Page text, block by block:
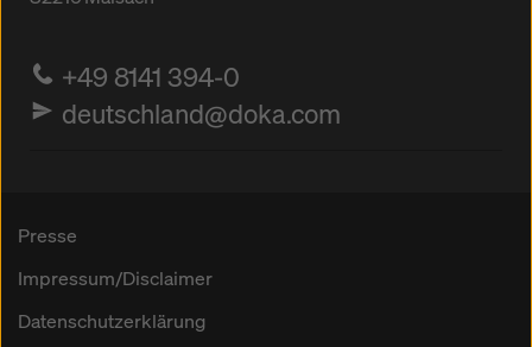
+49 8141 394-0
deutschland@doka.com
Presse
Impressum/Disclaimer
Datenschutzerklärung